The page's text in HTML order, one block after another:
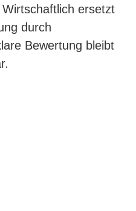
ersetzt
durch
Bewertung bleibt